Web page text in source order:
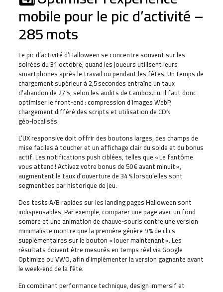
mobile pour le pic d’activité –
285 mots
Le pic d’activité d’Halloween se concentre souvent sur les
soirées du 31 octobre, quand les joueurs utilisent leurs
smartphones après le travail ou pendant les fêtes. Un temps de
chargement supérieur à 2,5 secondes entraîne un taux
d’abandon de 27 %, selon les audits de Cambox.Eu. Il faut donc
optimiser le front‑end : compression d’images WebP,
chargement différé des scripts et utilisation de CDN
géo‑localisés.
L’UX responsive doit offrir des boutons larges, des champs de
mise faciles à toucher et un affichage clair du solde et du bonus
actif. Les notifications push ciblées, telles que « Le fantôme
vous attend ! Activez votre bonus de 50 € avant minuit »,
augmentent le taux d’ouverture de 34 % lorsqu’elles sont
segmentées par historique de jeu.
Des tests A/B rapides sur les landing pages Halloween sont
indispensables. Par exemple, comparer une page avec un fond
sombre et une animation de chauve‑souris contre une version
minimaliste montre que la première génère 9 % de clics
supplémentaires sur le bouton « Jouer maintenant ». Les
résultats doivent être mesurés en temps réel via Google
Optimize ou VWO, afin d’implémenter la version gagnante avant
le week‑end de la fête.
En combinant performance technique, design immersif et